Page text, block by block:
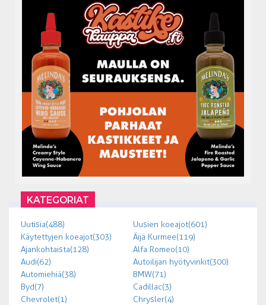
KATEGORIAT
Uutisia (488)
Uusien koeajot (601)
Käytettyjen koeajot (303)
Äijä Kurmee (119)
Ajankohtaista (128)
Alfa Romeo (10)
Audi (62)
Autoilijan hyötyvinkit (300)
Automiehiä (38)
BMW (71)
Byd (7)
Cadillac (3)
Chevrolet (1)
Chrysler (4)